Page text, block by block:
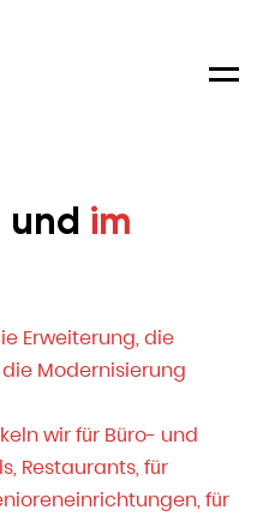
und im
Erweiterung, die
Modernisierung
wir für Büro- und
Restaurants, für
für